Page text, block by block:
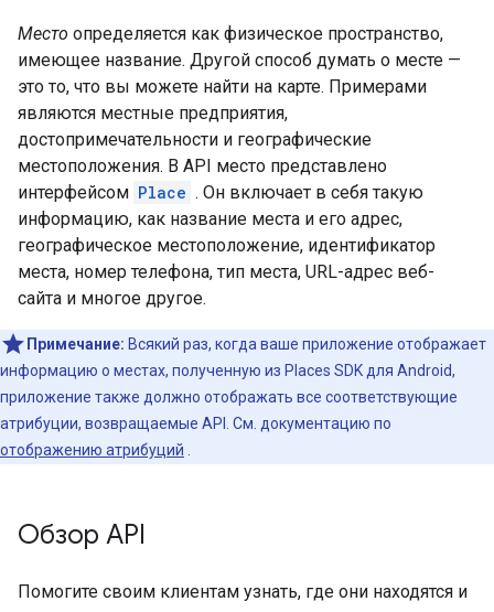
Место определяется как физическое пространство,
имеющее название. Другой способ думать о месте —
это то, что вы можете найти на карте. Примерами
являются местные предприятия,
достопримечательности и географические
местоположения. В API место представлено
интерфейсом Place . Он включает в себя такую ​​
информацию, как название места и его адрес,
географическое местоположение, идентификатор
места, номер телефона, тип места, URL-адрес веб-
сайта и многое другое.
Примечание: Всякий раз, когда ваше приложение отображает
информацию о местах, полученную из Places SDK для Android,
приложение также должно отображать все соответствующие
атрибуции, возвращаемые API. См. документацию по
отображению атрибуций
Обзор API
Помогите своим клиентам узнать, где они находятся и